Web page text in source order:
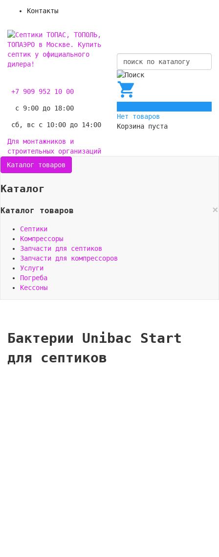
Контакты
+7 909 952 10 00
с 9:00 до 18:00
сб, вс с 10:00 до 14:00
Для монтажников и
строительных организаций
Нет товаров
Корзина пуста
Каталог товаров
Каталог
×
Каталог товаров
Септики
Компрессоры
Запчасти для септиков
Запчасти для компрессоров
Услуги
Погреба
Кессоны
Бактерии Unibac Start
для септиков